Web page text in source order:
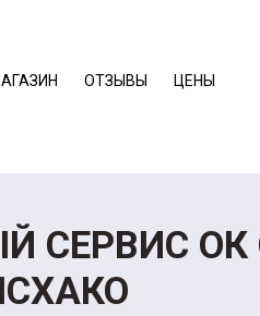
ОТЗЫВЫ ЦЕНЫ
СЕРВИС ОК